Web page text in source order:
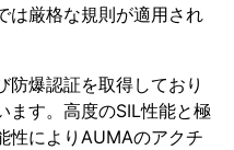
は厳格な規則が適用され
防爆認証を取得しており
ます。高度のSIL性能と極
性によりAUMAのアクチ